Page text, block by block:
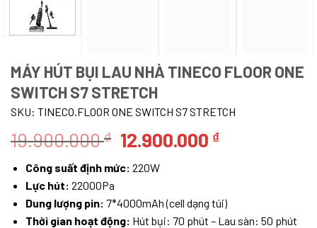
MÁY HÚT BỤI LAU NHÀ TINECO FLOOR ONE
SWITCH S7 STRETCH
SKU: TINECO.FLOOR ONE SWITCH S7 STRETCH
19.900.000₫ Giá
là:
19.900.000 ₫.
12.900.000 ₫Giá
là:
12.900.000
Công suất định mức: 220W
Lực hút: 22000Pa
Dung lượng pin: 7*4000mAh (cell dạng túi)
Thời gian hoạt động: Hút bụi: 70 phút – Lau sàn: 50 phút